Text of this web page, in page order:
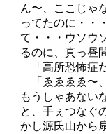
ん〜、ここじゃ
ってたのに・・
て・・・ウソウ
るのに、真っ昼
「高所恐怖症
「ゑゑゑゑ〜
もうしゃあない
と、手ぇつなぐ
かし源氏山から